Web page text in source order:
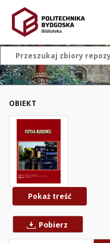
OBIEKT
Pokaż treść
Pobierz